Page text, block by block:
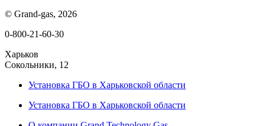
© Grand-gas, 2026
0-800-21-60-30
Харьков
Сокольники, 12
Установка ГБО в Харьковской области
Установка ГБО в Харьковской области